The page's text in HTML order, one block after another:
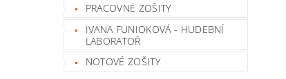
PRACOVNÉ ZOŠITY
IVANA FUNIOKOVÁ - HUDEBNÍ
LABORATOŘ
NOTOVÉ ZOŠITY